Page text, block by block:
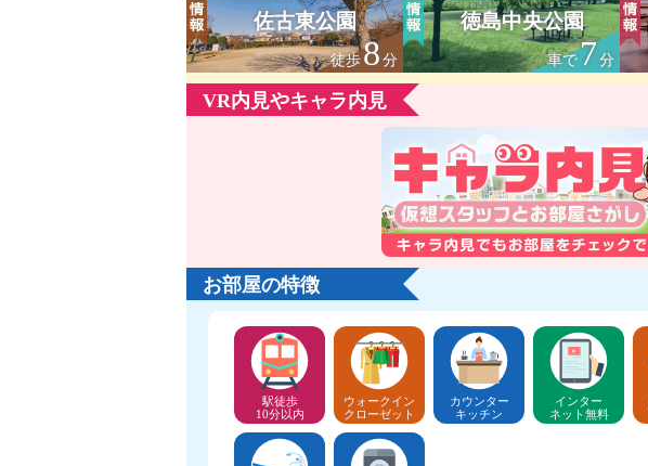
佐古東公園
徒歩8分
徳島中央公園
車で7分
VR内見やキャラ内見
お部屋の特徴
駅徒歩
10分以内
ウォークイン
クローゼット
カウンター
キッチン
インター
ネット無料